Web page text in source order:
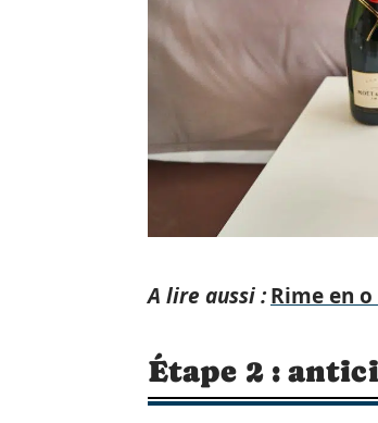
A lire aussi :Rime en
Étape 2 :